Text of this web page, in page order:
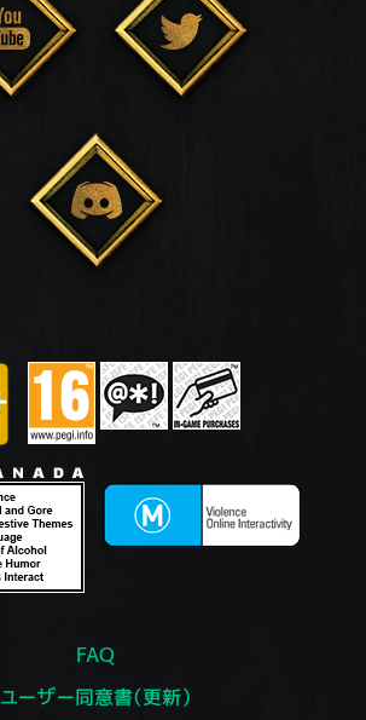
FAQ
ユーザー同意書（更新）